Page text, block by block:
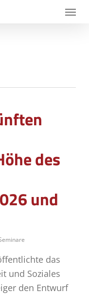
Menu
des
und
das
und Soziales
den Entwurf